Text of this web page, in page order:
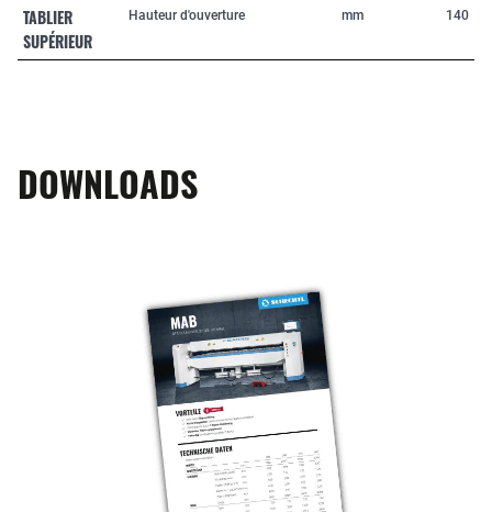
TABLIER
SUPÉRIEUR
Hauteur d'ouverture mm 140
DOWNLOADS